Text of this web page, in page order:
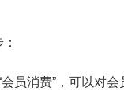
会员消费”，可以对